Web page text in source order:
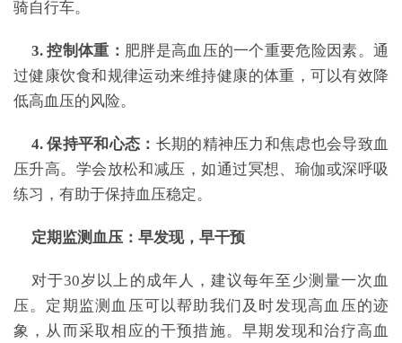
骑自行车。
3. 控制体重： 肥胖是高血压的一个重要危险因素。通
过健康饮食和规律运动来维持健康的体重，可以有效降
低高血压的风险。
4. 保持平和心态： 长期的精神压力和焦虑也会导致血
压升高。学会放松和减压，如通过冥想、瑜伽或深呼吸
练习，有助于保持血压稳定。
定期监测血压：早发现，早干预
对于30岁以上的成年人，建议每年至少测量一次血
压。定期监测血压可以帮助我们及时发现高血压的迹
象，从而采取相应的干预措施。早期发现和治疗高血